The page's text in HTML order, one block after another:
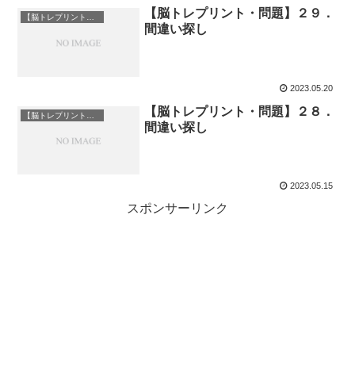
【脳トレプリント・問題】２９．
間違い探し
2023.05.20
【脳トレプリント・問題】２８．
間違い探し
2023.05.15
スポンサーリンク